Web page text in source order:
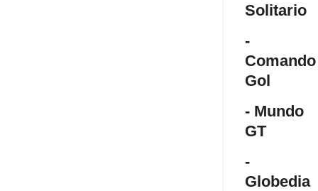
Solitario
-
Comando
Gol
- Mundo
GT
-
Globedia